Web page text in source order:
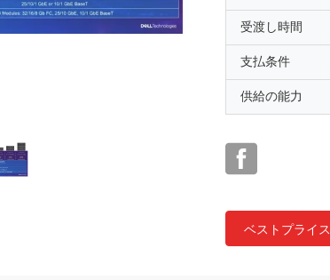
受渡し時間
支払条件
供給の能力
ベストプライス